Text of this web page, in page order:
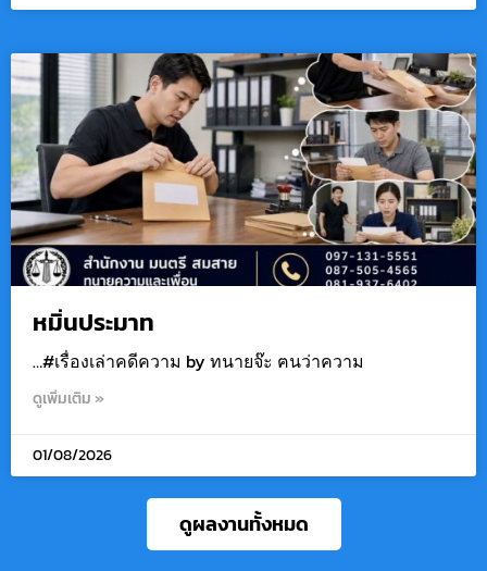
หมิ่นประมาท
…#เรื่องเล่าคดีความ by ทนายจ๊ะ ฅนว่าความ
ดูเพิ่มเติม »
01/08/2026
ดูผลงานทั้งหมด